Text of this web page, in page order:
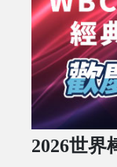
2026世界